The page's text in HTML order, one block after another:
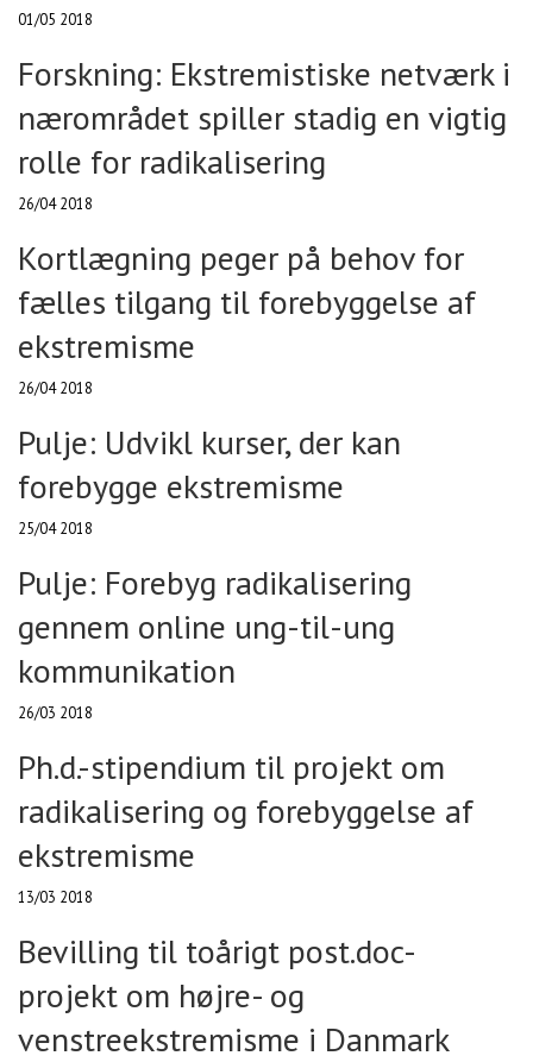
01/05 2018
Forskning: Ekstremistiske netværk i
nærområdet spiller stadig en vigtig
rolle for radikalisering
26/04 2018
Kortlægning peger på behov for
fælles tilgang til forebyggelse af
ekstremisme
26/04 2018
Pulje: Udvikl kurser, der kan
forebygge ekstremisme
25/04 2018
Pulje: Forebyg radikalisering
gennem online ung-til-ung
kommunikation
26/03 2018
Ph.d.-stipendium til projekt om
radikalisering og forebyggelse af
ekstremisme
13/03 2018
Bevilling til toårigt post.doc-
projekt om højre- og
venstreekstremisme i Danmark